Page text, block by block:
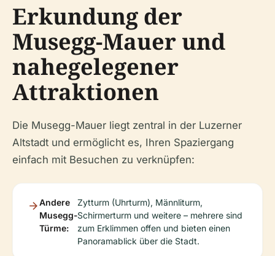
Erkundung der
Musegg-Mauer und
nahegelegener
Attraktionen
Die Musegg-Mauer liegt zentral in der Luzerner
Altstadt und ermöglicht es, Ihren Spaziergang
einfach mit Besuchen zu verknüpfen:
Andere
Musegg-
Türme:
Zytturm (Uhrturm), Männliturm,
Schirmerturm und weitere – mehrere sind
zum Erklimmen offen und bieten einen
Panoramablick über die Stadt.